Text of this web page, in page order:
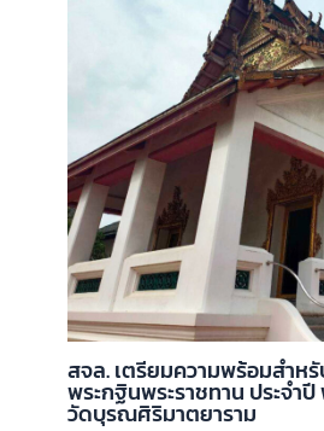
สจล. เตรียมความพร้อมสำห
พระกฐินพระราชทาน ประจ
วัดบุรณศิริมาตยาราม